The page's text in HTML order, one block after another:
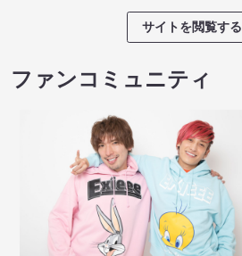
サイトを閲覧する
ファンコミュニティ